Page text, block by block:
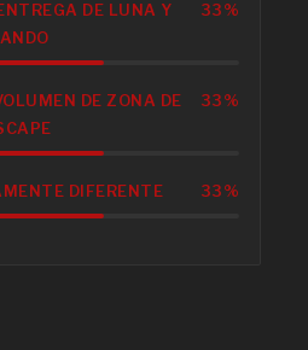
DE LUNA Y
33%
DE ZONA DE
33%
DIFERENTE 33%